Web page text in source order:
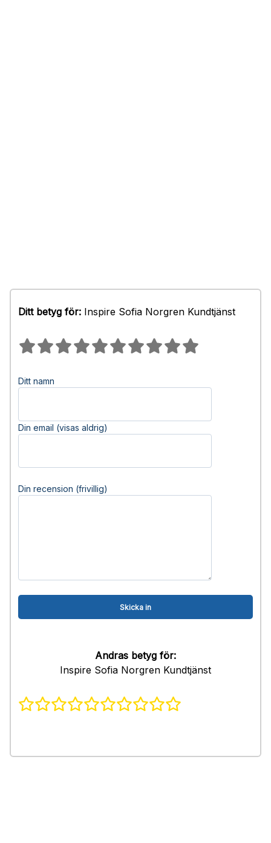
Ditt betyg för: Inspire Sofia Norgren Kundtjänst
Ditt namn
Din email (visas aldrig)
Din recension (frivillig)
Andras betyg för:
Inspire Sofia Norgren Kundtjänst